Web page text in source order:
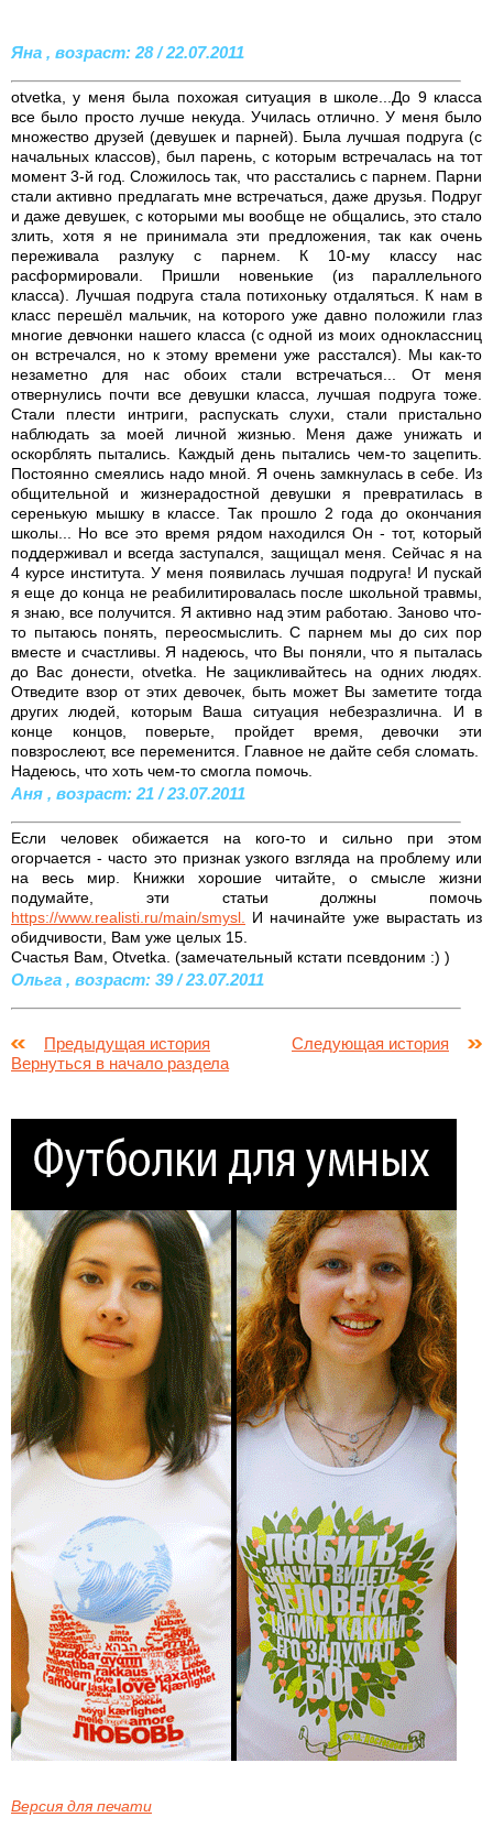
Яна , возраст: 28 / 22.07.2011
otvetka, у меня была похожая ситуация в школе...До 9 класса
все было просто лучше некуда. Училась отлично. У меня было
множество друзей (девушек и парней). Была лучшая подруга (с
начальных классов), был парень, с которым встречалась на тот
момент 3-й год. Сложилось так, что расстались с парнем. Парни
стали активно предлагать мне встречаться, даже друзья. Подруг
и даже девушек, с которыми мы вообще не общались, это стало
злить, хотя я не принимала эти предложения, так как очень
переживала разлуку с парнем. К 10-му классу нас
расформировали. Пришли новенькие (из параллельного
класса). Лучшая подруга стала потихоньку отдаляться. К нам в
класс перешёл мальчик, на которого уже давно положили глаз
многие девчонки нашего класса (с одной из моих одноклассниц
он встречался, но к этому времени уже расстался). Мы как-то
незаметно для нас обоих стали встречаться... От меня
отвернулись почти все девушки класса, лучшая подруга тоже.
Стали плести интриги, распускать слухи, стали пристально
наблюдать за моей личной жизнью. Меня даже унижать и
оскорблять пытались. Каждый день пытались чем-то зацепить.
Постоянно смеялись надо мной. Я очень замкнулась в себе. Из
общительной и жизнерадостной девушки я превратилась в
серенькую мышку в классе. Так прошло 2 года до окончания
школы... Но все это время рядом находился Он - тот, который
поддерживал и всегда заступался, защищал меня. Сейчас я на
4 курсе института. У меня появилась лучшая подруга! И пускай
я еще до конца не реабилитировалась после школьной травмы,
я знаю, все получится. Я активно над этим работаю. Заново что-
то пытаюсь понять, переосмыслить. С парнем мы до сих пор
вместе и счастливы. Я надеюсь, что Вы поняли, что я пыталась
до Вас донести, otvetka. Не зацикливайтесь на одних людях.
Отведите взор от этих девочек, быть может Вы заметите тогда
других людей, которым Ваша ситуация небезразлична. И в
конце концов, поверьте, пройдет время, девочки эти
повзрослеют, все переменится. Главное не дайте себя сломать.
Надеюсь, что хоть чем-то смогла помочь.
Аня , возраст: 21 / 23.07.2011
Если человек обижается на кого-то и сильно при этом
огорчается - часто это признак узкого взгляда на проблему или
на весь мир. Книжки хорошие читайте, о смысле жизни
подумайте, эти статьи должны помочь
https://www.realisti.ru/main/smysl.
И начинайте уже вырастать из
обидчивости, Вам уже целых 15.
Счаcтья Вам, Otvetka. (замечательный кстати псевдоним :) )
Ольга , возраст: 39 / 23.07.2011
Предыдущая история
Следующая история
Вернуться в начало раздела
Версия для печати